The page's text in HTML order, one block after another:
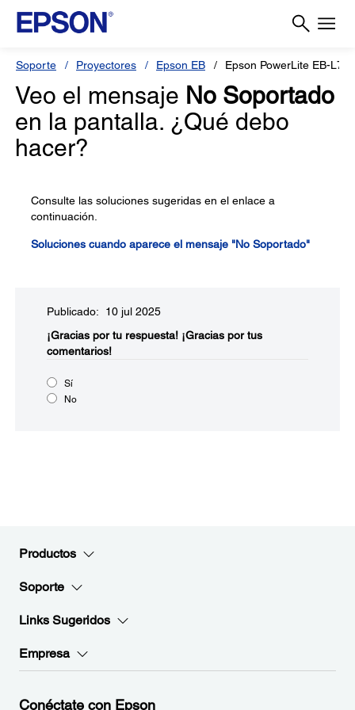
Soporte Proyectores Epson EB Epson PowerLite EB-
Veo el mensaje No Soportado
en la pantalla. ¿Qué debo
hacer?
Consulte las soluciones sugeridas en el enlace a
continuación.
Soluciones cuando aparece el mensaje "No Soportado"
Publicado: 10 jul 2025
¡Gracias por tu respuesta! ¡Gracias por tus
comentarios!
Sí
No
Productos
Soporte
Links Sugeridos
Empresa
Conéctate con Epson